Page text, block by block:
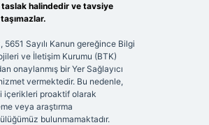
halindedir ve tavsiye
5651 Sayılı Kanun gereğince Bilgi
ve İletişim Kurumu (BTK)
onaylanmış bir Yer Sağlayıcı
vermektedir. Bu nedenle,
içerikleri proaktif olarak
veya araştırma
bulunmamaktadır.